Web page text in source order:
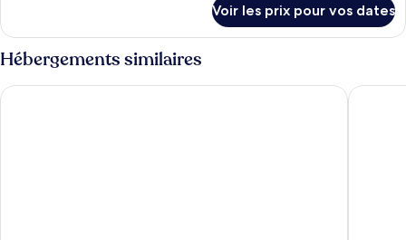
(Urban
Room
with
extra
le
type
de
Chambre
Voir les prix pour vos dates
Hébergements similaires
Only YOU Hotel Malaga AC